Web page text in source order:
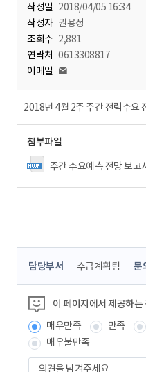
작성일 2018/04/05 16:34
작성자 권용정
조회수 2,881
연락처 0613308817
이메일
2018년 4월 2주 주간 전력수요
첨부파일
주간 수요예측 전망 보고서
콘
츠
정
보
책
임
자
담당부서 수급계획팀 문
이 페이지에서 제공하
매우만족
만족
매우불만족
의